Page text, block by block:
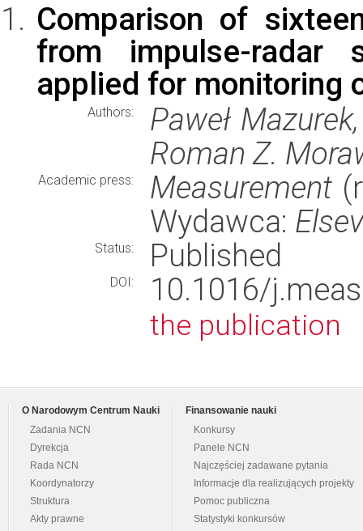
Comparison of
from impulse-radar
applied for monitoring
Authors:
Paweł
Roman Z.
Academic press: Measurement
Wydawca:
Status: Published
DOI: 10.1016/
the publication
O Narodowym Centrum Nauki
Zadania NCN
Dyrekcja
Rada NCN
Koordynatorzy
Struktura
Akty prawne
Finansowanie nauki
Konkursy
Panele NCN
Najczęściej zadawane pytania
Informacje dla realizujących projekty
Pomoc publiczna
Statystyki konkursów